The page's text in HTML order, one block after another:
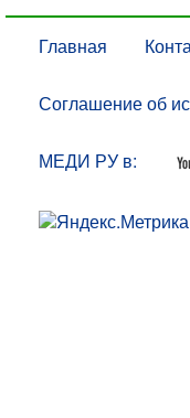
Главная
Соглашение об
МЕДИ РУ в: